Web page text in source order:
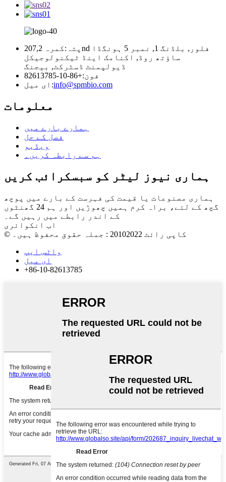
پتہ:
کمرہ 207,2nd فلور, بلڈنگ 1, نمبر 5 ہونگڈا
ساؤتھ روڈ, اکنامک اینڈ ٹیکنولوجیکل
ڈیولپمنٹ ڈسٹرکٹ, بیجنگ
فون:+86-10-82613785
ای میل:info@spmbio.com
معلومات
ہمارے بارے میں
فصل کے حل
ویڈیو
ہم سے رابطہ کریں۔
ہماری نیوز لیٹر کو سبسکرائب کریں
ہماری مصنوعات یا قیمت کی فہرست کے بارے میں پوچھ
گچھ کے لئے، براہ کرم ہمیں چھوڑیں اور ہم 24 گھنٹوں
کے اندر رابطے میں رہیں گے۔
اب انکوائری
© کاپی رائٹ 20102022 : جملہ حقوق محفوظ ہیں۔
واٹس ایپ
ای میل
+86-10-82613785